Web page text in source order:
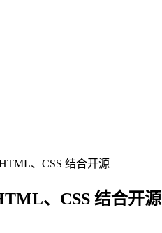
、CSS 结合开源
、CSS 结合开源